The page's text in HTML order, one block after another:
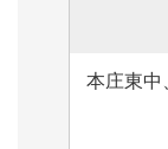
本庄東中